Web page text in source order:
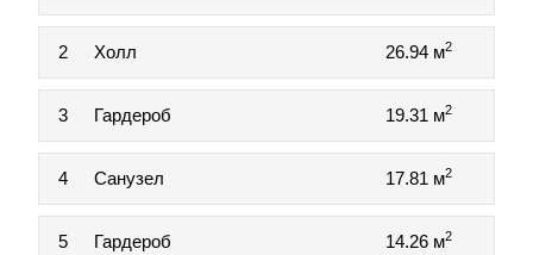
2 Холл 26.94 м2
3 Гардероб 19.31 м2
4 Санузел 17.81 м2
5 Гардероб 14.26 м2